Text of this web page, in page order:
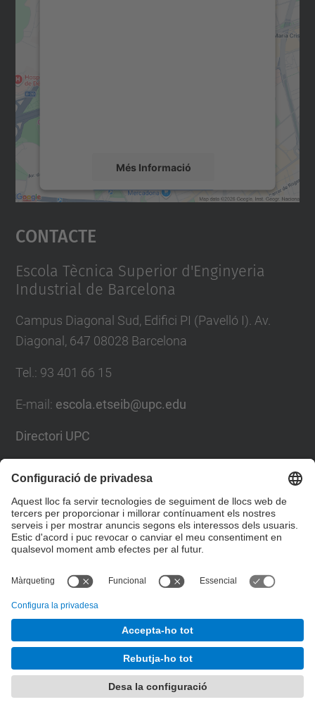
Més Informació
Accepta
powered by
Contacte
Escola Tècnica Superior d'Enginyeria
Industrial de Barcelona
Campus Diagonal Sud, Edifici PI (Pavelló I). Av.
Diagonal, 647 08028 Barcelona
Tel. : 93 401 66 15
E-mail : escola.etseib@upc.edu
Directori UPC
Llista Xarxes Socials
© UPCEscola Tècnica Superior d'Enginyeria Industrial de
Desenvolupat amb